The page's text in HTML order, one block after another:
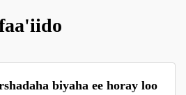
biyaha ee horay loo